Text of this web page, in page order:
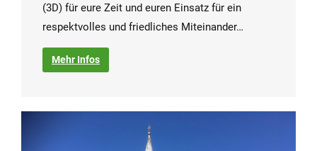
(3D) für eure Zeit und euren Einsatz für ein
respektvolles und friedliches Miteinander…
Mehr Infos